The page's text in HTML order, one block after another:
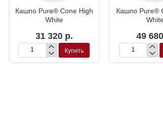
Кашпо Pure® Cone High
White
31 320 р.
Кашпо
Pure®
Купить
Кашпо Pure®
49
Кашпо
Pure®